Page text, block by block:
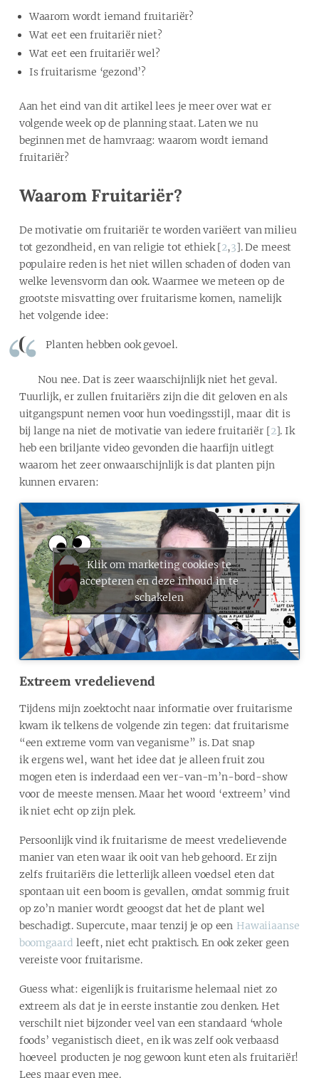
Waarom wordt iemand fruitariër?
Wat eet een fruitariër niet?
Wat eet een fruitariër wel?
Is fruitarisme ‘gezond’?
Aan het eind van dit artikel lees je meer over wat er
volgende week op de planning staat. Laten we nu
beginnen met de hamvraag: waarom wordt iemand
fruitariër?
Waarom Fruitariër?
De motivatie om fruitariër te worden variëert van milieu
tot gezondheid, en van religie tot ethiek [2,3]. De meest
populaire reden is het niet willen schaden of doden van
welke levensvorm dan ook. Waarmee we meteen op de
grootste misvatting over fruitarisme komen, namelijk
het volgende idee:
Planten hebben ook gevoel.
Nou nee. Dat is zeer waarschijnlijk niet het geval.
Tuurlijk, er zullen fruitariërs zijn die dit geloven en als
uitgangspunt nemen voor hun voedingsstijl, maar dit is
bij lange na niet de motivatie van iedere fruitariër [2]. Ik
heb een briljante video gevonden die haarfijn uitlegt
waarom het zeer onwaarschijnlijk is dat planten pijn
kunnen ervaren:
Klik om marketing cookies te
accepteren en deze inhoud in te
schakelen
Extreem vredelievend
Tijdens mijn zoektocht naar informatie over fruitarisme
kwam ik telkens de volgende zin tegen: dat fruitarisme
“een extreme vorm van veganisme” is. Dat snap
ik ergens wel, want het idee dat je alleen fruit zou
mogen eten is inderdaad een ver-van-m’n-bord-show
voor de meeste mensen. Maar het woord ‘extreem’ vind
ik niet echt op zijn plek.
Persoonlijk vind ik fruitarisme de meest vredelievende
manier van eten waar ik ooit van heb gehoord. Er zijn
zelfs fruitariërs die letterlijk alleen voedsel eten dat
spontaan uit een boom is gevallen, omdat sommig fruit
op zo’n manier wordt geoogst dat het de plant wel
beschadigt. Supercute, maar tenzij je op een Hawaiiaanse
boomgaard leeft, niet echt praktisch. En ook zeker geen
vereiste voor fruitarisme.
Guess what: eigenlijk is fruitarisme helemaal niet zo
extreem als dat je in eerste instantie zou denken. Het
verschilt niet bijzonder veel van een standaard ‘whole
foods’ veganistisch dieet, en ik was zelf ook verbaasd
hoeveel producten je nog gewoon kunt eten als fruitariër!
Lees maar even mee.